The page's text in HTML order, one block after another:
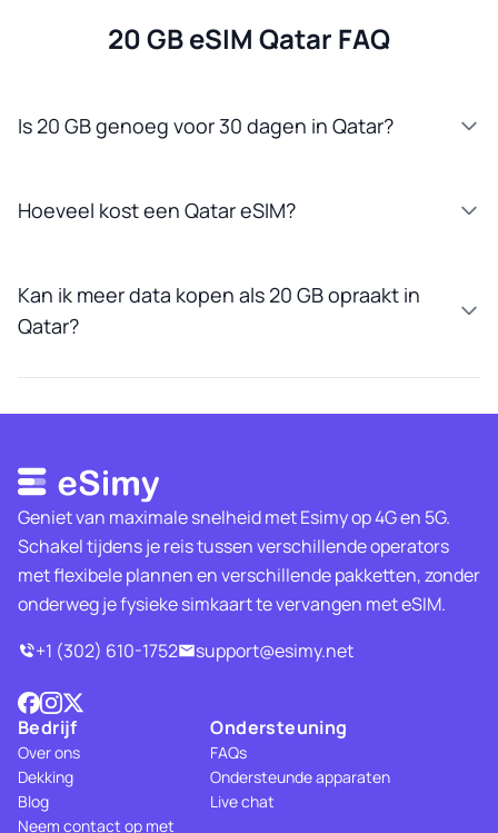
20 GB eSIM Qatar FAQ
Is 20 GB genoeg voor 30 dagen in Qatar?
Hoeveel kost een Qatar eSIM?
Kan ik meer data kopen als 20 GB opraakt in
Qatar?
Geniet van maximale snelheid met Esimy op 4G en 5G.
Schakel tijdens je reis tussen verschillende operators
met flexibele plannen en verschillende pakketten, zonder
onderweg je fysieke simkaart te vervangen met eSIM.
+1 (302) 610-1752
support@esimy.net
Bedrijf
Over ons
Dekking
Blog
Neem contact op met
Ondersteuning
FAQs
Ondersteunde apparaten
Live chat